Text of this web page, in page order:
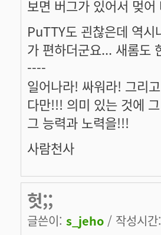
보면 버그가 있어서 멎
PuTTY도 괸찮은데 역
가 편하더군요... 새롬도
----
일어나라! 싸워라! 그리
다만!!! 의미 있는 것에
그 능력과 노력을!!!
사람천사
헛;;
글쓴이: s_jeho / 작성시